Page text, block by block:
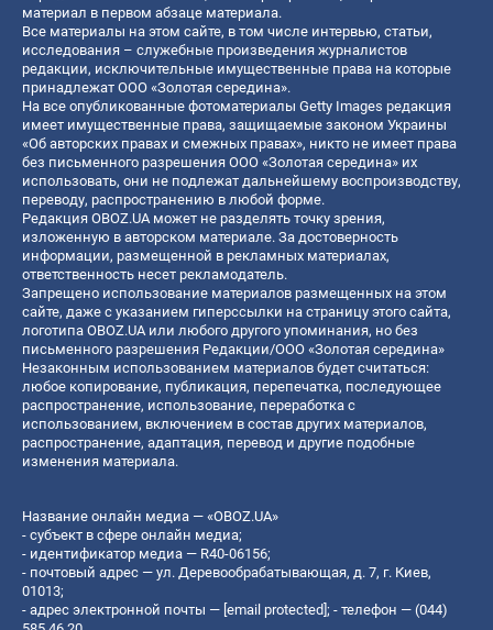
материал в первом абзаце материала.
Все материалы на этом сайте, в том числе интервью, статьи,
исследования – служебные произведения журналистов
редакции, исключительные имущественные права на которые
принадлежат ООО «Золотая середина».
На все опубликованные фотоматериалы Getty Images редакция
имеет имущественные права, защищаемые законом Украины
«Об авторских правах и смежных правах», никто не имеет права
без письменного разрешения ООО «Золотая середина» их
использовать, они не подлежат дальнейшему воспроизводству,
переводу, распространению в любой форме.
Редакция OBOZ.UA может не разделять точку зрения,
изложенную в авторском материале. За достоверность
информации, размещенной в рекламных материалах,
ответственность несет рекламодатель.
Запрещено использование материалов размещенных на этом
сайте, даже с указанием гиперссылки на страницу этого сайта,
логотипа OBOZ.UA или любого другого упоминания, но без
письменного разрешения Редакции/ООО «Золотая середина»
Незаконным использованием материалов будет считаться:
любое копирование, публикация, перепечатка, последующее
распространение, использование, переработка с
использованием, включением в состав других материалов,
распространение, адаптация, перевод и другие подобные
изменения материала.
Название онлайн медиа — «OBOZ.UA»
- субъект в сфере онлайн медиа;
- идентификатор медиа — R40-06156;
- почтовый адрес — ул. Деревообрабатывающая, д. 7, г. Киев,
01013;
- адрес электронной почты — [email protected]; - телефон — (044)